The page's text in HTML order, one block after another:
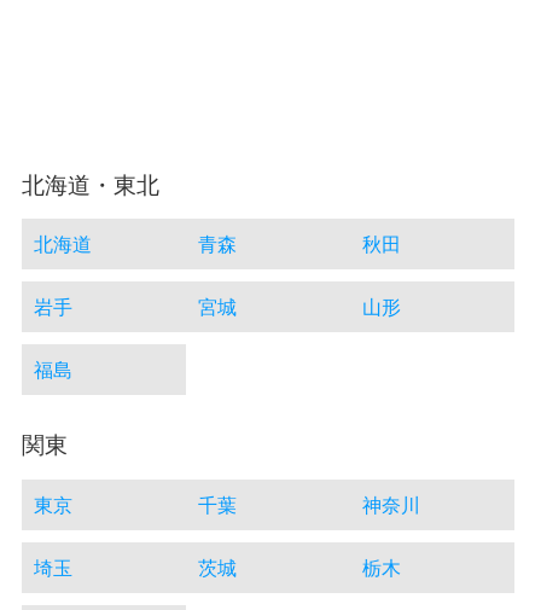
北海道・東北
北海道 青森 秋田
岩手 宮城 山形
福島
関東
東京 千葉 神奈川
埼玉 茨城 栃木